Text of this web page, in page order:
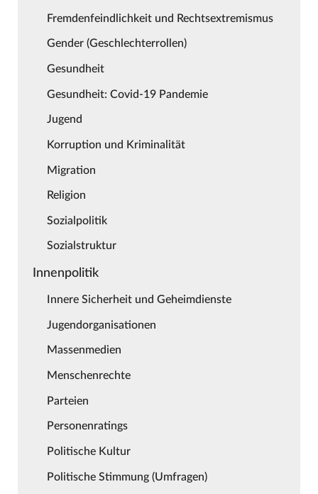
Fremdenfeindlichkeit und Rechtsextremismus
Gender (Geschlechterrollen)
Gesundheit
Gesundheit: Covid-19 Pandemie
Jugend
Korruption und Kriminalität
Migration
Religion
Sozialpolitik
Sozialstruktur
Innenpolitik
Innere Sicherheit und Geheimdienste
Jugendorganisationen
Massenmedien
Menschenrechte
Parteien
Personenratings
Politische Kultur
Politische Stimmung (Umfragen)